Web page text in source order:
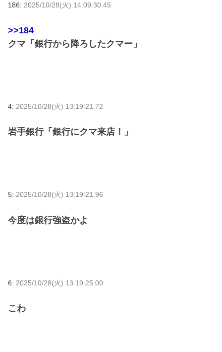
186: 2025/10/28(火) 14:09:30.45
>>184
クマ「銀行から降ろしたクマー」
4: 2025/10/28(火) 13:19:21.72
岩手銀行「銀行にクマ来店！」
5: 2025/10/28(火) 13:19:21.96
今度は銀行強盗かよ
6: 2025/10/28(火) 13:19:25.00
こわ